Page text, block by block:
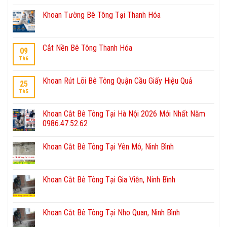
Khoan Tường Bê Tông Tại Thanh Hóa
09
Th6
Cắt Nền Bê Tông Thanh Hóa
25
Th5
Khoan Rút Lõi Bê Tông Quận Cầu Giấy Hiệu Quả
Khoan Cắt Bê Tông Tại Hà Nội 2026 Mới Nhất Năm
0986.47.52.62
Khoan Cắt Bê Tông Tại Yên Mô, Ninh Bình
Khoan Cắt Bê Tông Tại Gia Viễn, Ninh Bình
Khoan Cắt Bê Tông Tại Nho Quan, Ninh Bình